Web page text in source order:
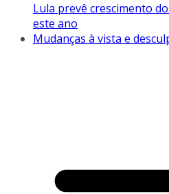
Lula prevê crescimento
este ano
Mudanças à vista e